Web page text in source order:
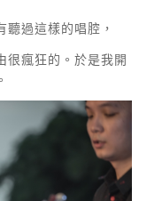
過這樣的唱腔，
很瘋狂的。於是我開